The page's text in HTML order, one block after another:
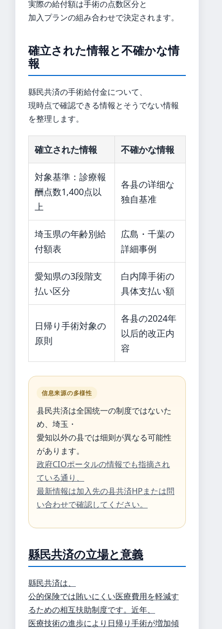
実際の給付額は手術の点数区分と
加入プランの組み合わせで決定されます。
確立された情報と不確かな情
報
縣民共済の手術給付金について、
現時点で確認できる情報とそうでない情報
を整理します。
確立された情報 不確かな情報
対象基準：診療報
酬点数1,400点以
上
各县の详细な
独自基准
埼玉県の年齢別給
付額表
広島・千葉の
詳細事例
愛知県の3段階支
払い区分
白内障手術の
具体支払い額
日帰り手術対象の
原則
各县の2024年
以后的改正内
容
信息来源の多様性
县民共済は全国统一の制度ではないた
め、埼玉・
愛知以外の县では细则が異なる可能性
があります。
政府CIOポータルの情報でも指摘され
ている通り、
最新情報は加入先の县共済HPまたは問
い合わせで確認してください。
縣民共済の立場と意義
縣民共済は、
公的保険では賄いにくい医療費用を軽減す
るための相互扶助制度です。近年、
医療技術の進歩により日帰り手術が増加傾